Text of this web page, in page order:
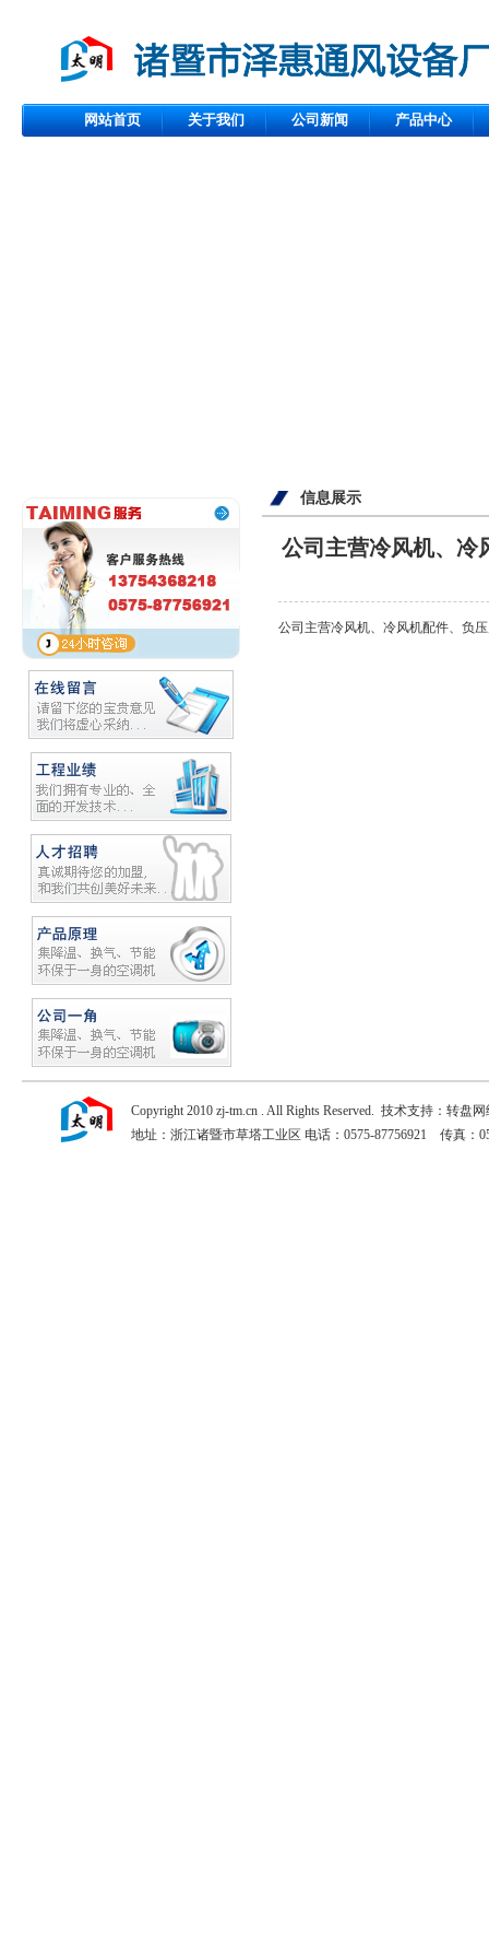
网站首页 关于我们 公司新闻 产品中心
信息展示
公司主营冷风机、冷
公司主营冷风机、冷风机配件、负
Copyright 2010 zj-tm.cn . All Rights Reserved. 技术支持：转盘
地址：浙江诸暨市草塔工业区 电话：0575-87756921 传真：